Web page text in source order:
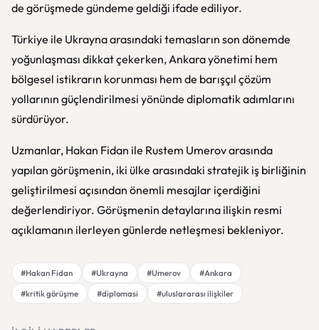
de görüşmede gündeme geldiği ifade ediliyor.
Türkiye ile Ukrayna arasındaki temasların son dönemde
yoğunlaşması dikkat çekerken, Ankara yönetimi hem
bölgesel istikrarın korunması hem de barışçıl çözüm
yollarının güçlendirilmesi yönünde diplomatik adımlarını
sürdürüyor.
Uzmanlar, Hakan Fidan ile Rustem Umerov arasında
yapılan görüşmenin, iki ülke arasındaki stratejik iş birliğinin
geliştirilmesi açısından önemli mesajlar içerdiğini
değerlendiriyor. Görüşmenin detaylarına ilişkin resmi
açıklamanın ilerleyen günlerde netleşmesi bekleniyor.
#Hakan Fidan #Ukrayna #Umerov
#Ankara
#kritik görüşme
#diplomasi #uluslararası ilişkiler